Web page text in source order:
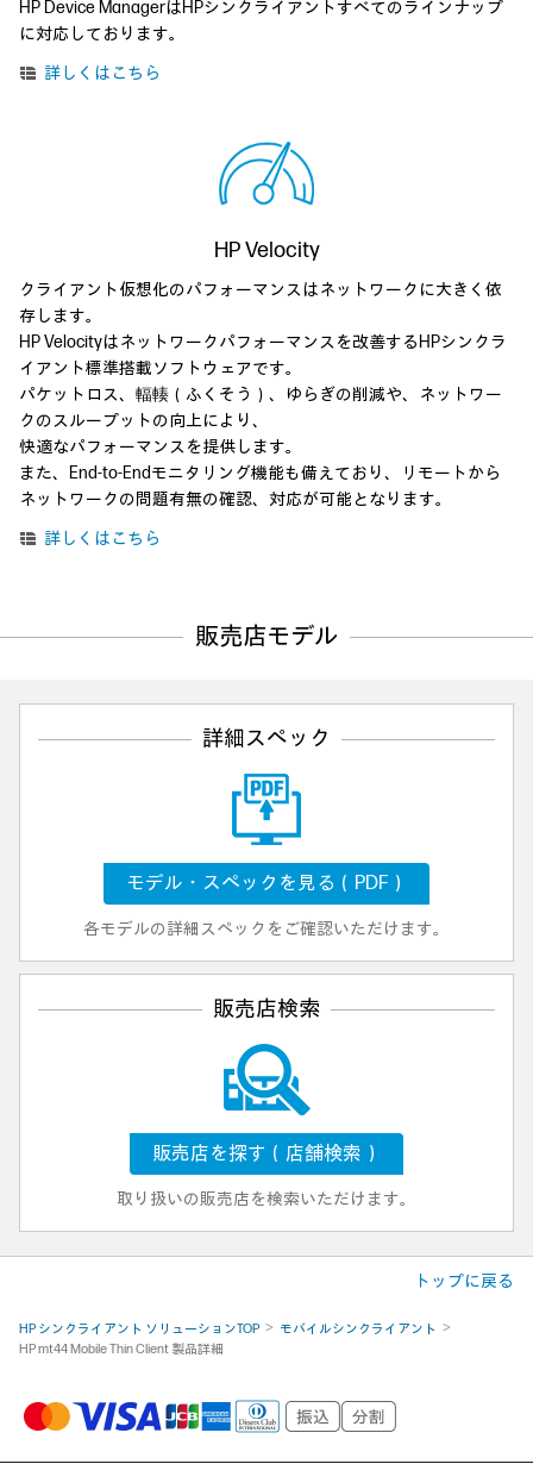
HP Device ManagerはHPシンクライアントすべてのラインナップ
に対応しております。
詳しくはこちら
HP Velocity
クライアント仮想化のパフォーマンスはネットワークに大きく依
存します。
HP Velocityはネットワークパフォーマンスを改善するHPシンクラ
イアント標準搭載ソフトウェアです。
パケットロス、輻輳（ふくそう）、ゆらぎの削減や、ネットワー
クのスループットの向上により、
快適なパフォーマンスを提供します。
また、End-to-Endモニタリング機能も備えており、リモートから
ネットワークの問題有無の確認、対応が可能となります。
詳しくはこちら
販売店モデル
詳細スペック
モデル・スペックを見る（PDF）
各モデルの詳細スペックをご確認いただけます。
販売店検索
販売店を探す（店舗検索）
取り扱いの販売店を検索いただけます。
トップに戻る
HP シンクライアント ソリューションTOP
モバイルシンクライアント
HP mt44 Mobile Thin Client 製品詳細